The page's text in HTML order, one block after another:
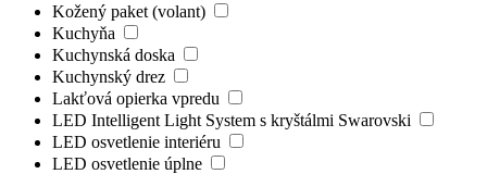
Kožený paket (volant)
Kuchyňa
Kuchynská doska
Kuchynský drez
Lakťová opierka vpredu
LED Intelligent Light System s kryštálmi Swarovski
LED osvetlenie interiéru
LED osvetlenie úplne